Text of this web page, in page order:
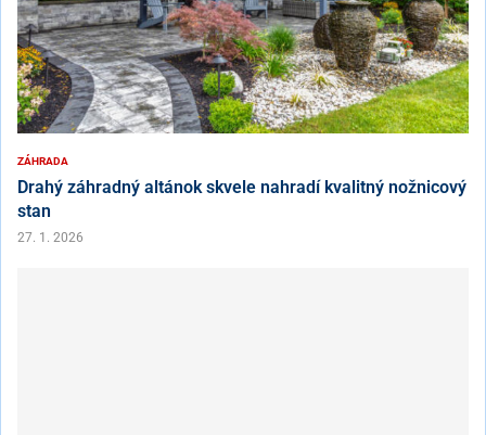
ZÁHRADA
Drahý záhradný altánok skvele nahradí kvalitný nožnicový
stan
27. 1. 2026